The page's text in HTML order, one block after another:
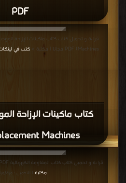
PDF
Machines) PDF
Machines) PDF مجانا | مكتبة >
كتب في
قراءة و تحميل كتاب كتاب المقاومة الكهربائية PDF مجانا | مكتبة >
مكتبة
| التحميل : مرة/